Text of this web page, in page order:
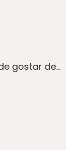
gostar de…